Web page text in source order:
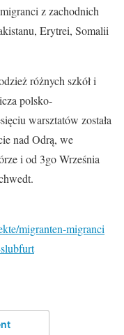
z zachodnich
Erytrei, Somalii
różnych szkół i
polsko-
warsztatów została
nad Odrą, we
i od 3go Września
migranten-migranci